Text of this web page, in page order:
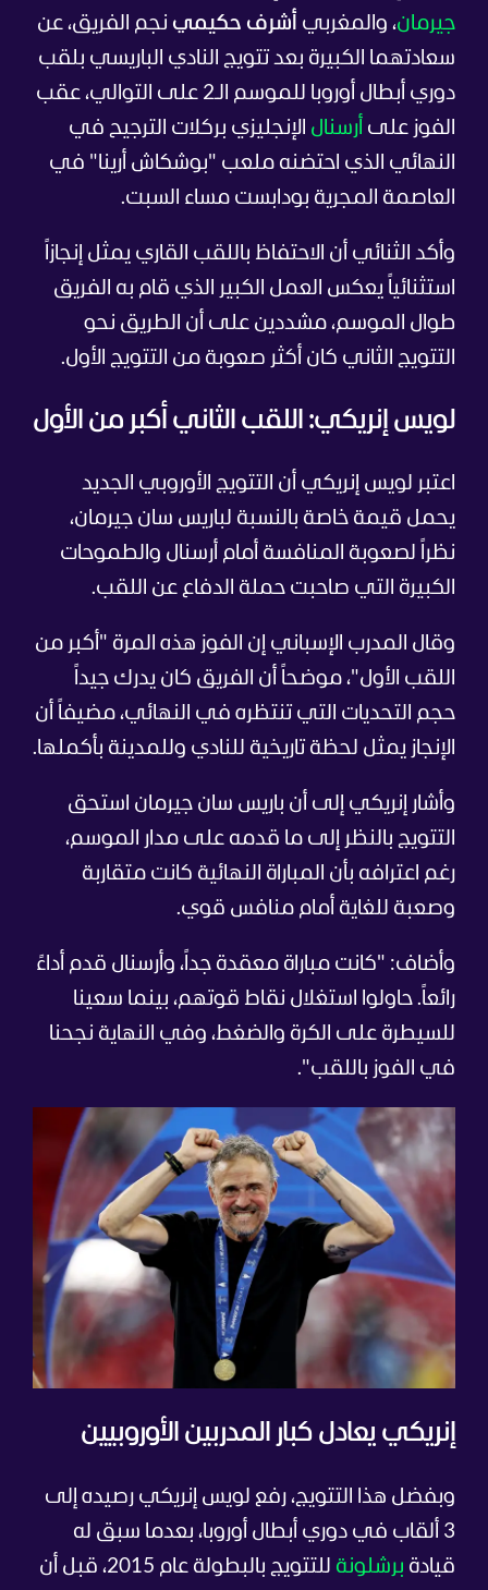
جيرمان، والمغربي أشرف حكيمي نجم الفريق، عن
سعادتهما الكبيرة بعد تتويج النادي الباريسي بلقب
دوري أبطال أوروبا للموسم الـ2 على التوالي، عقب
الفوز على أرسنال الإنجليزي بركلات الترجيح في
النهائي الذي احتضنه ملعب "بوشكاش أرينا" في
العاصمة المجرية بودابست مساء السبت.
وأكد الثنائي أن الاحتفاظ باللقب القاري يمثل إنجازاً
استثنائياً يعكس العمل الكبير الذي قام به الفريق
طوال الموسم، مشددين على أن الطريق نحو
التتويج الثاني كان أكثر صعوبة من التتويج الأول.
لويس إنريكي: اللقب الثاني أكبر من الأول
اعتبر لويس إنريكي أن التتويج الأوروبي الجديد
يحمل قيمة خاصة بالنسبة لباريس سان جيرمان،
نظراً لصعوبة المنافسة أمام أرسنال والطموحات
الكبيرة التي صاحبت حملة الدفاع عن اللقب.
وقال المدرب الإسباني إن الفوز هذه المرة "أكبر من
اللقب الأول"، موضحاً أن الفريق كان يدرك جيداً
حجم التحديات التي تنتظره في النهائي، مضيفاً أن
الإنجاز يمثل لحظة تاريخية للنادي وللمدينة بأكملها.
وأشار إنريكي إلى أن باريس سان جيرمان استحق
التتويج بالنظر إلى ما قدمه على مدار الموسم،
رغم اعترافه بأن المباراة النهائية كانت متقاربة
وصعبة للغاية أمام منافس قوي.
وأضاف: "كانت مباراة معقدة جداً، وأرسنال قدم أداءً
رائعاً. حاولوا استغلال نقاط قوتهم، بينما سعينا
للسيطرة على الكرة والضغط، وفي النهاية نجحنا
في الفوز باللقب".
إنريكي يعادل كبار المدربين الأوروبيين
وبفضل هذا التتويج، رفع لويس إنريكي رصيده إلى
3 ألقاب في دوري أبطال أوروبا، بعدما سبق له
قيادة برشلونة
للتتويج بالبطولة عام 2015، قبل أن